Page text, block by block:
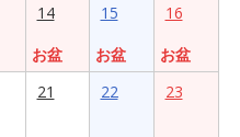
14
お盆
15
お盆
16
お盆
21 22 23